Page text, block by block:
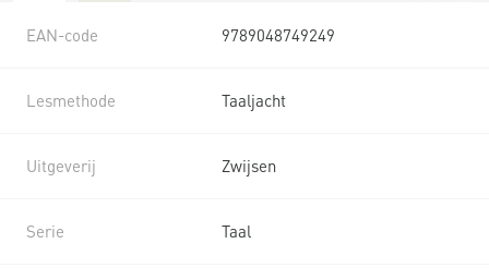
EAN-code 9789048749249
Lesmethode Taaljacht
Uitgeverij Zwijsen
Serie Taal